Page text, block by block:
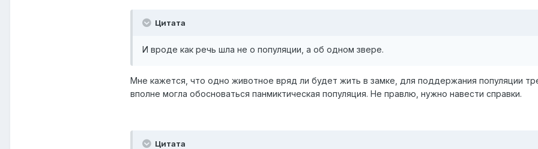
Цитата
И вроде как речь шла не о популяции, а об одном звере.
Мне кажется, что одно животное вряд ли будет жить в замке, для поддержания популяции
вполне могла обосноваться панмиктическая популяция. Не правлю, нужно навести справки.
Цитата